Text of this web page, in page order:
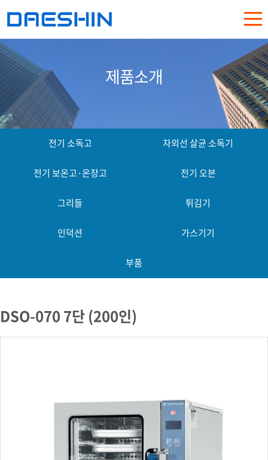
제품소개
전기 소독고 자외선 살균 소독기
전기 보온고·온장고 전기 오븐
그리들 튀김기
인덕션 가스기기
부품
DSO-070 7단 (200인)